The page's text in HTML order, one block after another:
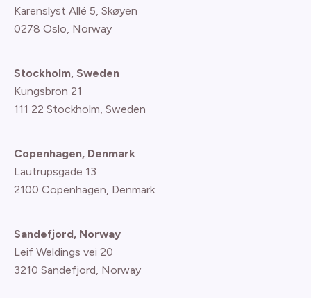
Karenslyst Allé 5, Skøyen
0278 Oslo, Norway
Stockholm, Sweden
Kungsbron 21
111 22 Stockholm, Sweden
Copenhagen, Denmark
Lautrupsgade 13
2100 Copenhagen , Denmark
Sandefjord, Norway
Leif Weldings vei 20
3210 Sandefjord, Norway